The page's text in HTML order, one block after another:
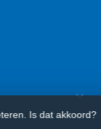
Is dat akkoord?